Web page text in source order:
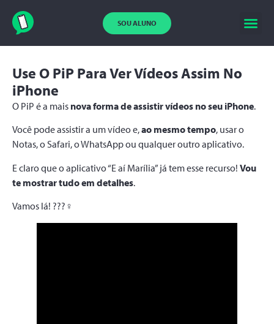
SOU ALUNO
Use O PiP Para Ver Vídeos Assim No
iPhone
O PiP é a mais nova forma de assistir vídeos no seu iPhone.
Você pode assistir a um vídeo e,ao mesmo tempo, usar o
Notas, o Safari, o WhatsApp ou qualquer outro aplicativo.
E claro que o aplicativo “E aí Marília” já tem esse recurso! Vou
te mostrar tudo em detalhes.
Vamos lá! ???‍♀️